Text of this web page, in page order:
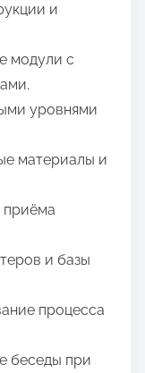
и
модули с
уровнями
материалы и
приёма
и базы
процесса
беседы при